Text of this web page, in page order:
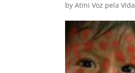
byAtini Voz pela Vida